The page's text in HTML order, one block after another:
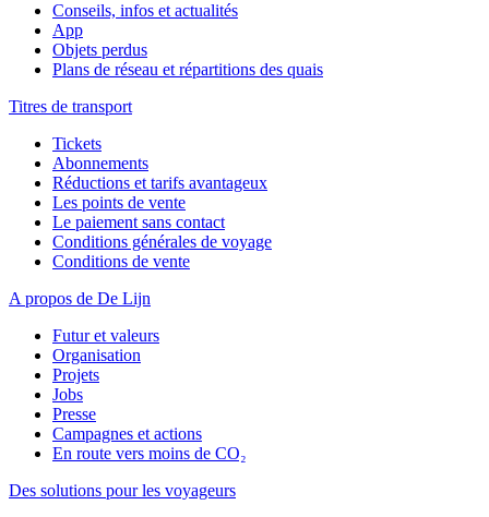
Conseils, infos et actualités
App
Objets perdus
Plans de réseau et répartitions des quais
Titres de transport
Tickets
Abonnements
Réductions et tarifs avantageux
Les points de vente
Le paiement sans contact
Conditions générales de voyage
Conditions de vente
A propos de De Lijn
Futur et valeurs
Organisation
Projets
Jobs
Presse
Campagnes et actions
En route vers moins de CO₂
Des solutions pour les voyageurs